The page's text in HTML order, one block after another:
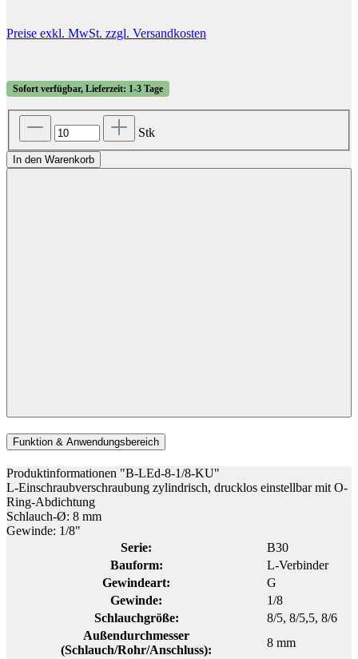
Preise exkl. MwSt. zzgl. Versandkosten
Sofort verfügbar, Lieferzeit: 1-3 Tage
Stk
In den Warenkorb
Funktion & Anwendungsbereich
Produktinformationen "B-LEd-8-1/8-KU"
L-Einschraubverschraubung zylindrisch, drucklos einstellbar mit O-
Ring-Abdichtung
Schlauch-Ø: 8 mm
Gewinde: 1/8"
Serie:
B30
Bauform:
L-Verbinder
Gewindeart:
G
Gewinde:
1/8
Schlauchgröße:
8/5, 8/5,5, 8/6
Außendurchmesser
(Schlauch/Rohr/Anschluss):
8 mm